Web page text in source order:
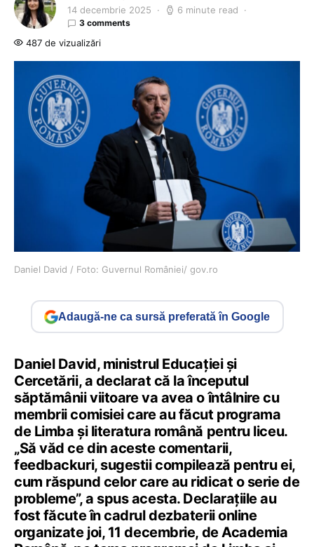
14 decembrie 2025 6 minute read
3 comments
487 de vizualizări
Daniel David / Foto: Guvernul României/ gov.ro
Adaugă-ne ca sursă preferată în Google
Daniel David, ministrul Educației și
Cercetării, a declarat că la începutul
săptămânii viitoare va avea o întâlnire cu
membrii comisiei care au făcut programa
de Limba și literatura română pentru liceu.
„Să văd ce din aceste comentarii,
feedbackuri, sugestii compilează pentru ei,
cum răspund celor care au ridicat o serie de
probleme”, a spus acesta. Declarațiile au
fost făcute în cadrul dezbaterii online
organizate joi, 11 decembrie, de Academia